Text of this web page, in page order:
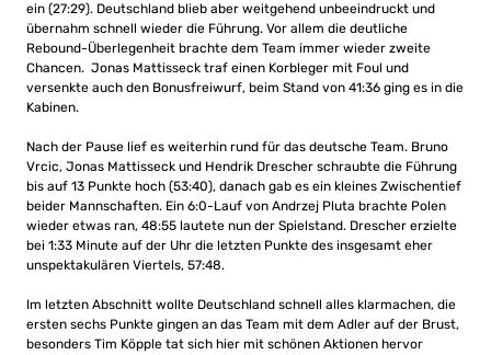
ein (27:29). Deutschland blieb aber weitgehend unbeeindruckt und
übernahm schnell wieder die Führung. Vor allem die deutliche
Rebound-Überlegenheit brachte dem Team immer wieder zweite
Chancen. Jonas Mattisseck traf einen Korbleger mit Foul und
versenkte auch den Bonusfreiwurf, beim Stand von 41:36 ging es in die
Kabinen.
Nach der Pause lief es weiterhin rund für das deutsche Team. Bruno
Vrcic, Jonas Mattisseck und Hendrik Drescher schraubte die Führung
bis auf 13 Punkte hoch (53:40), danach gab es ein kleines Zwischentief
beider Mannschaften. Ein 6:0-Lauf von Andrzej Pluta brachte Polen
wieder etwas ran, 48:55 lautete nun der Spielstand. Drescher erzielte
bei 1:33 Minute auf der Uhr die letzten Punkte des insgesamt eher
unspektakulären Viertels, 57:48.
Im letzten Abschnitt wollte Deutschland schnell alles klarmachen, die
ersten sechs Punkte gingen an das Team mit dem Adler auf der Brust,
besonders Tim Köpple tat sich hier mit schönen Aktionen hervor